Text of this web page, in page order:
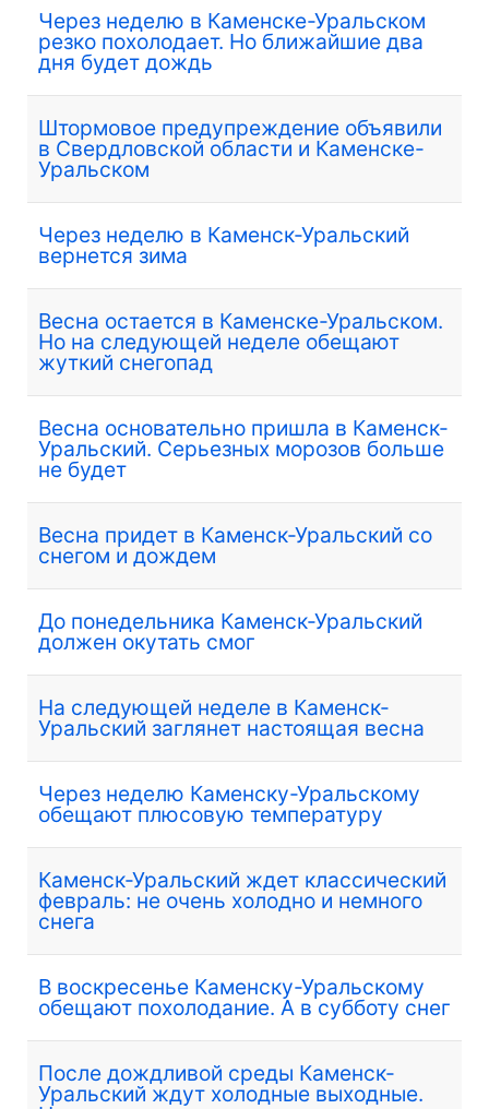
Через неделю в Каменске-Уральском
резко похолодает. Но ближайшие два
дня будет дождь
Штормовое предупреждение объявили
в Свердловской области и Каменске-
Уральском
Через неделю в Каменск-Уральский
вернется зима
Весна остается в Каменске-Уральском.
Но на следующей неделе обещают
жуткий снегопад
Весна основательно пришла в Каменск-
Уральский. Серьезных морозов больше
не будет
Весна придет в Каменск-Уральский со
снегом и дождем
До понедельника Каменск-Уральский
должен окутать смог
На следующей неделе в Каменск-
Уральский заглянет настоящая весна
Через неделю Каменску-Уральскому
обещают плюсовую температуру
Каменск-Уральский ждет классический
февраль: не очень холодно и немного
снега
В воскресенье Каменску-Уральскому
обещают похолодание. А в субботу снег
После дождливой среды Каменск-
Уральский ждут холодные выходные.